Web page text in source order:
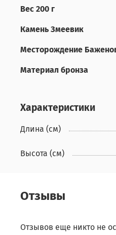
Вес 200 г
Камень Змеевик
Месторождение
Материал бронза
Характеристики
Длина (см)
Высота (см)
Отзывы
Отзывов еще никто не